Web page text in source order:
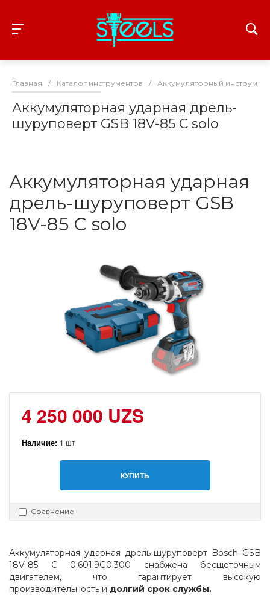
Главная / Каталог инструментов / Аккумуляторный инструмент
Аккумуляторная ударная дрель-
шуруповерт GSB 18V-85 C solo
Аккумуляторная ударная
дрель-шуруповерт GSB
18V-85 C solo
4 250 000 UZS
Наличие: 1 шт
КУПИТЬ
Сравнение
Аккумуляторная ударная дрель-шуруповерт Bosch GSB
18V-85 C 0.601.9G0.300 снабжена бесщеточным
двигателем, что гарантирует высокую
производительность и долгий срок службы.